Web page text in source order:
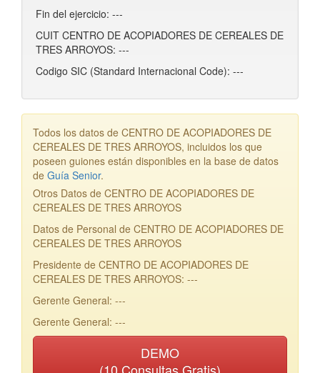
Fin del ejercicio: ---
CUIT CENTRO DE ACOPIADORES DE CEREALES DE
TRES ARROYOS: ---
Codigo SIC (Standard Internacional Code): ---
Todos los datos de CENTRO DE ACOPIADORES DE
CEREALES DE TRES ARROYOS, incluidos los que
poseen guiones están disponibles en la base de datos
de Guía Senior.
Otros Datos de CENTRO DE ACOPIADORES DE
CEREALES DE TRES ARROYOS
Datos de Personal de CENTRO DE ACOPIADORES DE
CEREALES DE TRES ARROYOS
Presidente de CENTRO DE ACOPIADORES DE
CEREALES DE TRES ARROYOS: ---
Gerente General: ---
Gerente General: ---
DEMO